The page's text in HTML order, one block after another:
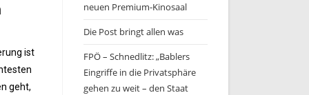
ist
geht,
neuen Premium-Kinosaal
Die Post bringt allen was
FPÖ – Schnedlitz: „Bablers
Eingriffe in die Privatsphäre
gehen zu weit – den Staat